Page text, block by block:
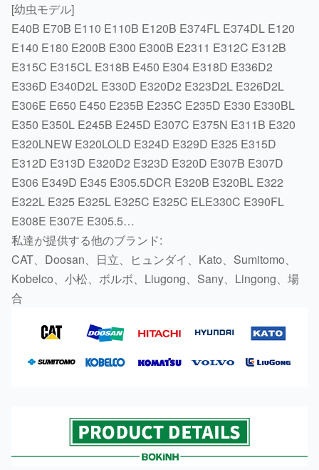
[幼虫モデル]
E40B E70B E110 E110B E120B E374FL E374DL E120
E140 E180 E200B E300 E300B E2311 E312C E312B
E315C E315CL E318B E450 E304 E318D E336D2
E336D E340D2L E330D E320D2 E323D2L E326D2L
E306E E650 E450 E235B E235C E235D E330 E330BL
E350 E350L E245B E245D E307C E375N E311B E320
E320LNEW E320LOLD E324D E329D E325 E315D
E312D E313D E320D2 E323D E320D E307B E307D
E306 E349D E345 E305.5DCR E320B E320BL E322
E322L E325 E325L E325C E325C ELE330C E390FL
E308E E307E E305.5…
私達が提供する他のブランド:
CAT、Doosan、日立、ヒュンダイ、Kato、Sumitomo、
Kobelco、小松、ボルボ、Liugong、Sany、Lingong、場
合